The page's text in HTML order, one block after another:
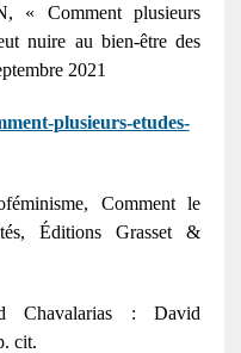
« Comment plusieurs
nuire au bien-être des
2021
plusieurs-etudes-
Comment le
Éditions Grasset &
Chavalarias : David
cit.